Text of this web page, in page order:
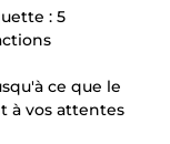
: 5
ce que le
à vos attentes